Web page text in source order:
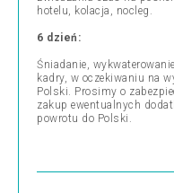
hotelu, kolacja, nocleg.
6 dzień:
Śniadanie,
kadry, w oczekiwaniu na
Polski. Prosimy o
zakup ewentualnych
powrotu do Polski.